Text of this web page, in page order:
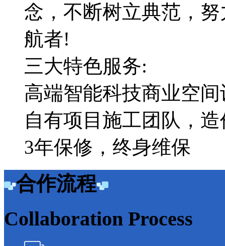
念，不断树立典范，
航者!
三大特色服务:
高端智能科技商业空间
自有项目施工团队，
3年保修，终身维保
合作流程
Collaboration Process